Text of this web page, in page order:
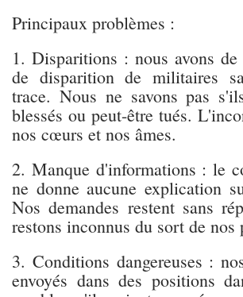
Principaux problèmes :
1. Disparitions : nous avons de
de disparition de militaires
trace. Nous ne savons pas
blessés ou peut-être tués.
nos cœurs et nos âmes.
2. Manque d'informations : le
ne donne aucune explication
Nos demandes restent sans
restons inconnus du sort de nos
3. Conditions dangereuses :
envoyés dans des positions